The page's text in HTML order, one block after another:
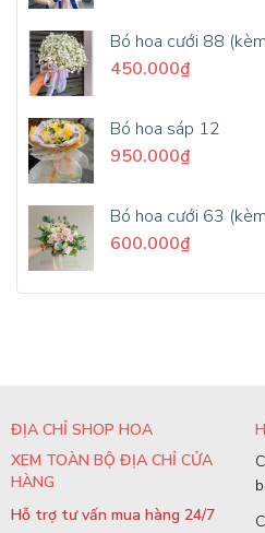
Bó hoa cưới 88
450.000₫
Bó hoa sáp 12
950.000₫
Bó hoa cưới 63
600.000₫
ĐỊA CHỈ SHOP HOA
XEM TOÀN BỘ ĐỊA CHỈ CỬA
HÀNG
Hỗ trợ tư vấn mua hàng 24/7